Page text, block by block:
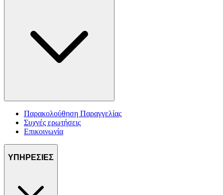
Παρακολούθηση Παραγγελίας
Συχνές ερωτήσεις
Επικοινωνία
ΥΠΗΡΕΣΙΕΣ